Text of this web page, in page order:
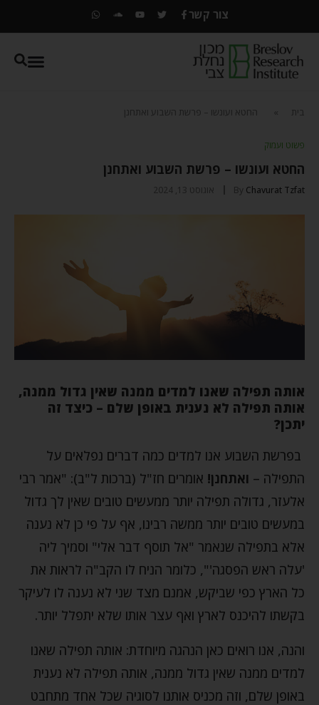
צור קשר
בית החטא ועונשו – פרשת השבוע ואתחנן
פשוט ועמוק
החטא ועונשו – פרשת השבוע ואתחנן
By Chavurat Tzfat אוגוסט 13, 2024
אותה תפילה שאנו למדים ממנה שאין גדול ממנה,
אותה תפילה לא נענית באופן שלם – כיצד זה
יתכן?
בפרשת השבוע אנו למדים כמה דברים נפלאים על
התפילה – ואתחנן! אומרים חז"ל (ברכות ל"ב): "אמר רבי
אלעזר, גדולה תפילה יותר ממעשים טובים שאין לך גדול
במעשים טובים יותר ממשה רבינו, אף על פי כן לא נענה
אלא בתפילה שנאמר "אל תוסף דבר אלי" וסמיך ליה
'עלה ראש הפסגה'", כלומר הניח לו הקב"ה לראות את
כל הארץ כפי שביקש, אמנם מצד שני לא נענה לו לעיקר
בקשתו להיכנס לארץ ואף עצר אותו שלא יתפלל יותר.
והנה, אנו רואים כאן הנהגה מיוחדת: אותה תפילה שאנו
למדים ממנה שאין גדול ממנה, אותה תפילה לא נענית
באופן שלם, וזה מכניס אותנו לסוגיה שכל אחד מתחבט